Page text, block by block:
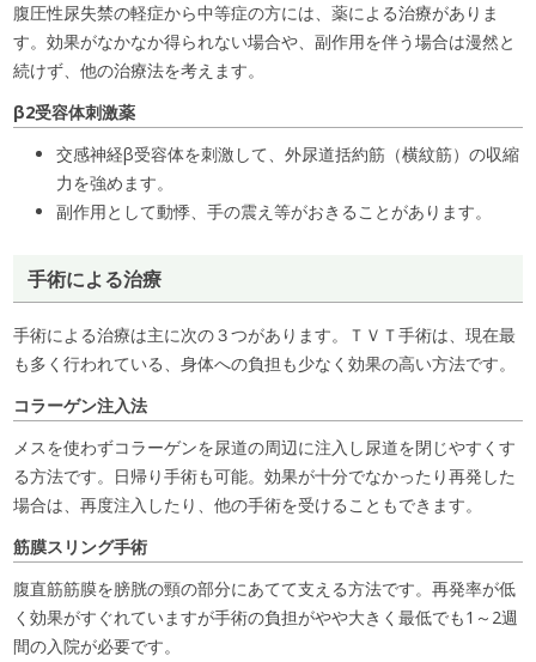
腹圧性尿失禁の軽症から中等症の方には、薬による治療がありま
す。効果がなかなか得られない場合や、副作用を伴う場合は漫然と
続けず、他の治療法を考えます。
β2受容体刺激薬
交感神経β受容体を刺激して、外尿道括約筋（横紋筋）の収縮
力を強めます。
副作用として動悸、手の震え等がおきることがあります。
手術による治療
手術による治療は主に次の３つがあります。ＴＶＴ手術は、現在最
も多く行われている、身体への負担も少なく効果の高い方法です。
コラーゲン注入法
メスを使わずコラーゲンを尿道の周辺に注入し尿道を閉じやすくす
る方法です。日帰り手術も可能。効果が十分でなかったり再発した
場合は、再度注入したり、他の手術を受けることもできます。
筋膜スリング手術
腹直筋筋膜を膀胱の頸の部分にあてて支える方法です。再発率が低
く効果がすぐれていますが手術の負担がやや大きく最低でも1～2週
間の入院が必要です。